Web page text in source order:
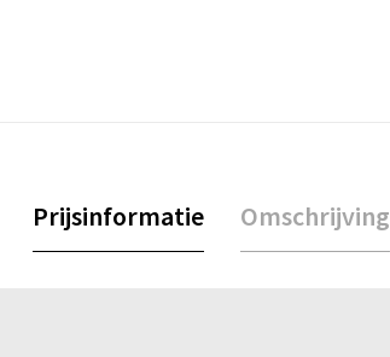
Prijsinformatie Omschrijving